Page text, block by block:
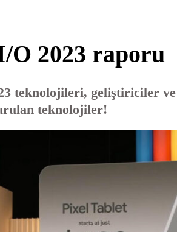
O 2023 raporu
teknolojileri, geliştiriciler ve
teknolojiler!